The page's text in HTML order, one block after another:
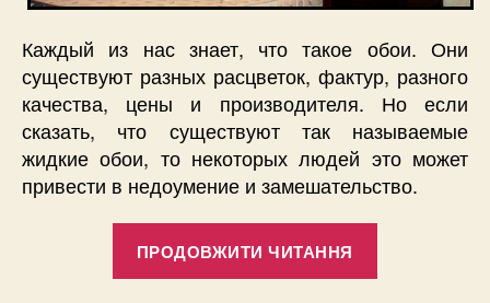
Каждый из нас знает, что такое обои. Они
существуют разных расцветок, фактур, разного
качества, цены и производителя. Но если
сказать, что существуют так называемые
жидкие обои, то некоторых людей это может
привести в недоумение и замешательство.
ПРОДОВЖИТИ ЧИТАННЯ